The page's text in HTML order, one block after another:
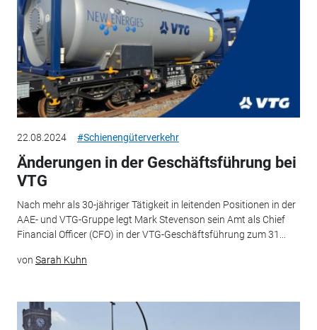
22.08.2024 #Schienengüterverkehr
Änderungen in der Geschäftsführung bei
VTG
Nach mehr als 30-jähriger Tätigkeit in leitenden Positionen in der
AAE- und VTG-Gruppe legt Mark Stevenson sein Amt als Chief
Financial Officer (CFO) in der VTG-Geschäftsführung zum 31...
von Sarah Kuhn